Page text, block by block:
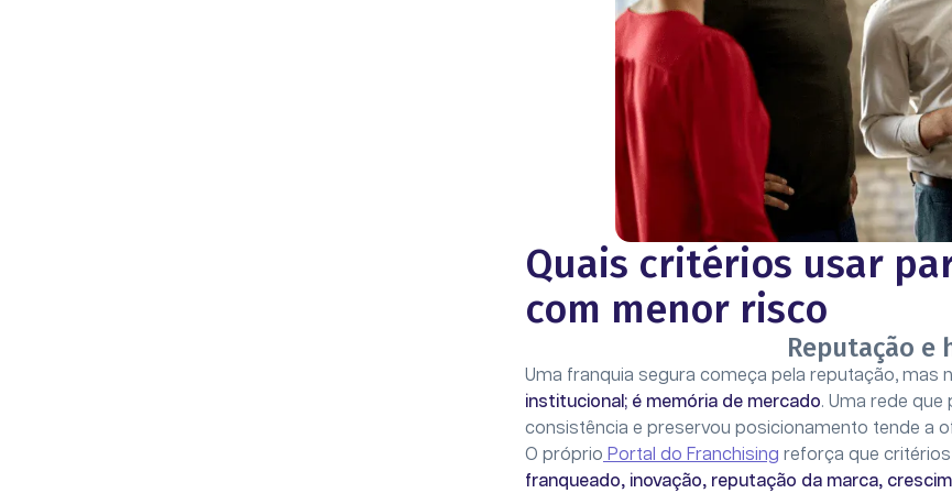
Quais critérios usar
com menor risco
Reputação e
Uma franquia segura começa pela reputação, mas
institucional; é memória de mercado. Uma rede
consistência e preservou posicionamento tende a
O próprio Portal do Franchising reforça que
franqueado, inovação, reputação da marca,